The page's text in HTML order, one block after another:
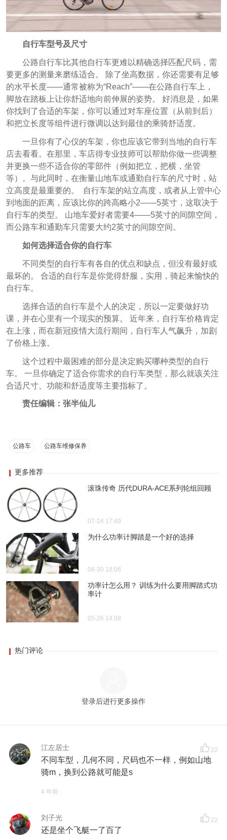
自行车型号及尺寸
公路自行车比其他自行车更难以精确选择匹配尺码，需
要更多的测量来磨练适合。 除了坐高数据，你还需要有足够
的水平长度——通常被称为“Reach”——在公路自行车上，
脚放在踏板上让你舒适地向前伸展的姿势。 好消息是，如果
你找到了合适的车架，你可以通过对车座位置（从前到后）
和把立长度等组件进行微调以达到最佳的乘骑舒适度。
一旦你有了心仪的车架，你也应该它带到当地的自行车
店去看看。在那里，车店得专业技师可以帮助你做一些调整
并更换一些不适合你的零部件（例如把立，把横，坐管
等）。 与此同时，在衡量山地车或通勤自行车的尺寸时，站
立高度是最重要的。
自行车架的站立高度，或者从上管中心
到地面的距离，应该比你的跨高略小2——5英寸，这取决于
自行车的类型。 山地车爱好者需要4——5英寸的间隙空间，
而公路车和通勤车只需要大约2英寸的间隙空间。
如何选择适合你的自行车
不同类型的自行车有各自的优点和缺点，但没有最好或
最坏的。 合适的自行车是你觉得舒服，实用，骑起来愉快的
自行车。
选择合适的自行车是个人的决定，所以一定要做好功
课，并在心里有一个现实的预算。 近年来，自行车价格肯定
在上涨，而在新冠疫情大流行期间，自行车人气飙升，加剧
了价格上涨。
这个过程中最困难的部分是决定购买哪种类型的自行
车。 一旦你确定了适合你需求的自行车类型，那么就该关注
合适尺寸、功能和舒适度等主要指标了。
责任编辑：张半仙儿
公路车 公路车维修保养
更多推荐
滚珠传奇 历代DURA-ACE系列轮组回顾
07-24 17:49
为什么功率计脚踏是一个好的选择
06-30 18:06
功率计怎么用？ 训练为什么要用脚踏式功
率计
05-26 14:08
热门评论
登录后进行更多操作
江左居士 22
不同车型，几何不同，尺码也不一样，例如山地
骑m，换到公路就可能是s
4 年前
刘子光 22
还是坐个飞艇一了百了